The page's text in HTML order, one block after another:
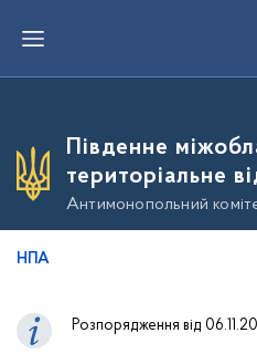
е
о
о
в
о
в
Південне
територіальне
Антимонопольний
НПА
Розпорядження від